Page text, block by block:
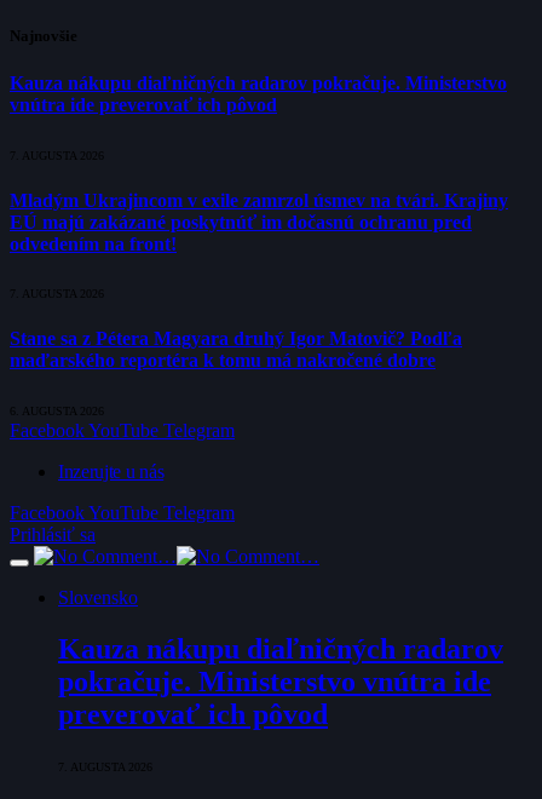
Najnovšie
Kauza nákupu diaľničných radarov pokračuje. Ministerstvo
vnútra ide preverovať ich pôvod
7. AUGUSTA 2026
Mladým Ukrajincom v exile zamrzol úsmev na tvári. Krajiny
EÚ majú zakázané poskytnúť im dočasnú ochranu pred
odvedením na front!
7. AUGUSTA 2026
Stane sa z Pétera Magyara druhý Igor Matovič? Podľa
maďarského reportéra k tomu má nakročené dobre
6. AUGUSTA 2026
FacebookYouTube Telegram
Inzerujte u nás
FacebookYouTube Telegram
Prihlásiť sa
Slovensko
Kauza nákupu diaľničných radarov
pokračuje. Ministerstvo vnútra ide
preverovať ich pôvod
7. AUGUSTA 2026